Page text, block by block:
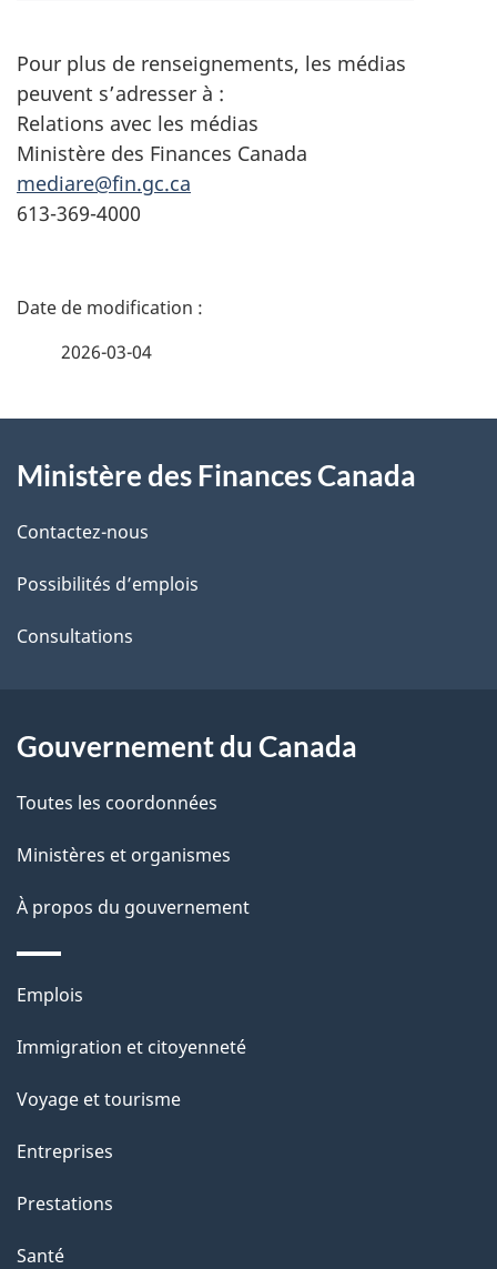
Pour plus de renseignements, les médias
peuvent s’adresser à :
Relations avec les médias
Ministère des Finances Canada
mediare@fin.gc.ca
613-369-4000
D
i
l
s
d
l
p
a
g
e
2026-03-04
propos
de
ce
site
Ministère des Finances Canada
Contactez-nous
Possibilités d’emplois
Consultations
Gouvernement du Canada
Toutes les coordonnées
Ministères et organismes
À propos du gouvernement
Thèmes
sujets
Emplois
Immigration et citoyenneté
Voyage et tourisme
Entreprises
Prestations
Santé